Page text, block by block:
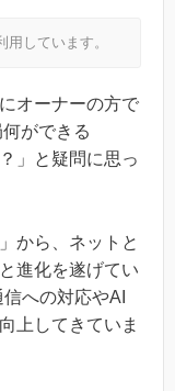
用しています。
オーナーの方で
ができる
」と疑問に思っ
から、ネットと
進化を遂げてい
への対応やAI
上してきていま